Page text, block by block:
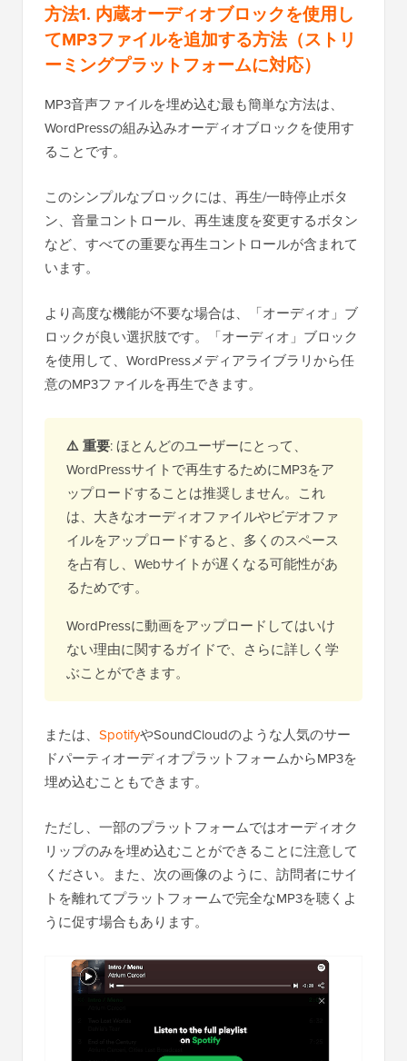
方法1. 内蔵オーディオブロックを使用し
てMP3ファイルを追加する方法（ストリ
ーミングプラットフォームに対応）
MP3音声ファイルを埋め込む最も簡単な方法は、
WordPressの組み込みオーディオブロックを使用す
ることです。
このシンプルなブロックには、再生/一時停止ボタ
ン、音量コントロール、再生速度を変更するボタン
など、すべての重要な再生コントロールが含まれて
います。
より高度な機能が不要な場合は、「オーディオ」ブ
ロックが良い選択肢です。「オーディオ」ブロック
を使用して、WordPressメディアライブラリから任
意のMP3ファイルを再生できます。
⚠️ 重要: ほとんどのユーザーにとって、
WordPressサイトで再生するためにMP3をア
ップロードすることは推奨しません。これ
は、大きなオーディオファイルやビデオファ
イルをアップロードすると、多くのスペース
を占有し、Webサイトが遅くなる可能性があ
るためです。
WordPressに動画をアップロードしてはいけ
ない理由に関するガイドで、さらに詳しく学
ぶことができます。
または、 SpotifyやSoundCloudのような人気のサー
ドパーティオーディオプラットフォームからMP3を
埋め込むこともできます。
ただし、一部のプラットフォームではオーディオク
リップのみを埋め込むことができることに注意して
ください。また、次の画像のように、訪問者にサイ
トを離れてプラットフォームで完全なMP3を聴くよ
うに促す場合もあります。